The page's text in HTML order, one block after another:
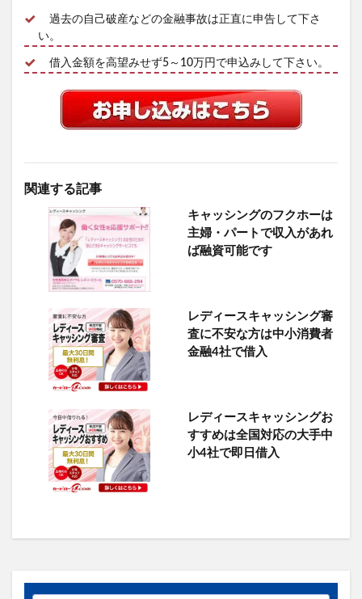
過去の自己破産などの金融事故は正直に申告して下さ
い。
借入金額を高望みせず5～10万円で申込みして下さい。
関連する記事
キャッシングのフクホーは
主婦・パートで収入があれ
ば融資可能です
レディースキャッシング審
査に不安な方は中小消費者
金融4社で借入
レディースキャッシングお
すすめは全国対応の大手中
小4社で即日借入